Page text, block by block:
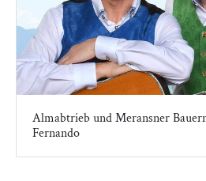
Almabtrieb und Meransner
Fernando